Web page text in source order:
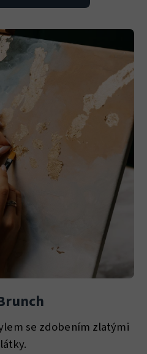
se zdobením zlatými